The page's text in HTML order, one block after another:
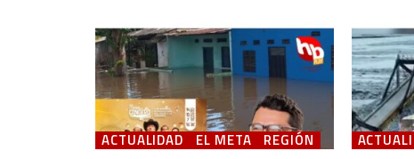
ACTUALIDAD EL META REGIÓN